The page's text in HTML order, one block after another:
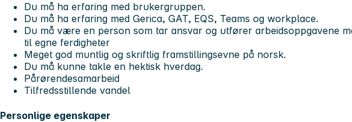
Du må ha erfaring med brukergruppen.
Du må ha erfaring med Gerica, GAT, EQS, Teams og workplace.
Du må være en person som tar ansvar og utfører arbeidsoppgavene
til egne ferdigheter
Meget god muntlig og skriftlig framstillingsevne på norsk.
Du må kunne takle en hektisk hverdag.
Pårørendesamarbeid
Tilfredsstillende vandel
Personlige egenskaper